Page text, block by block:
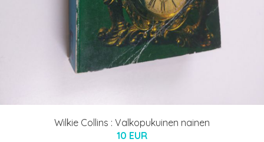
Wilkie Collins : Valkopukuinen nainen
10 EUR